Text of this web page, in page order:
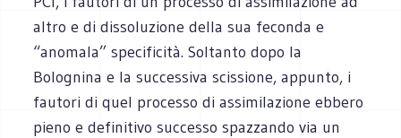
altro e di dissoluzione della sua feconda e
“anomala” specificità. Soltanto dopo la
Bolognina e la successiva scissione, appunto, i
fautori di quel processo di assimilazione ebbero
pieno e definitivo successo spazzando via un